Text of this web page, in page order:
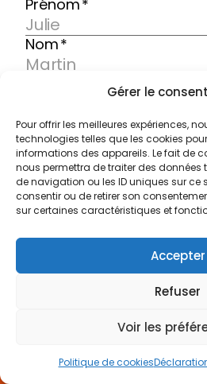
Gérer le
Pour offrir les meilleures expériences,
technologies telles que les cookies
informations des appareils. Le fait de
nous permettra de traiter des données
de navigation ou les ID uniques sur ce
consentir ou de retirer son
sur certaines caractéristiques et
Accepter
Refuser
Voir les
Politique de cookies
Neve| Propulsé par